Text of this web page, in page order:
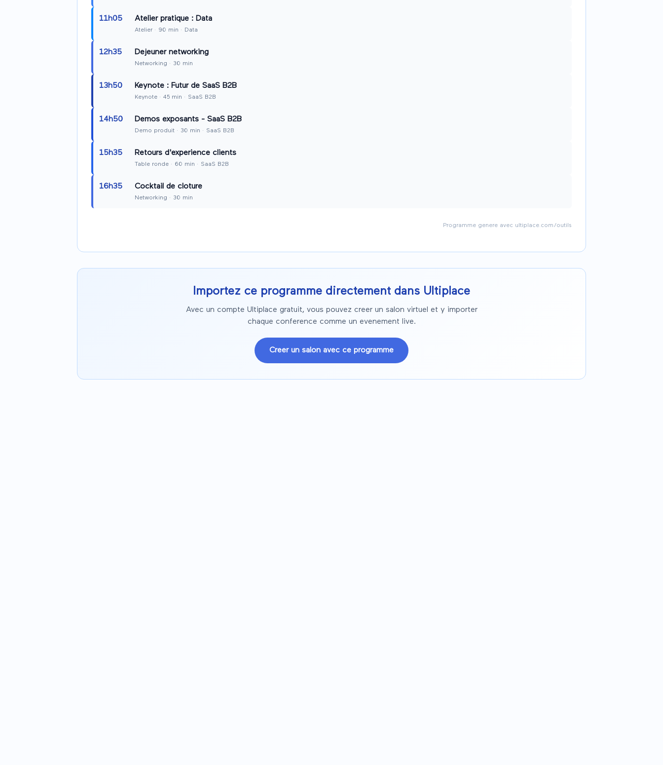
11h05 Atelier pratique : Data
Atelier · 90 min · Data
12h35 Dejeuner networking
Networking · 30 min
13h50 Keynote : Futur de SaaS B2B
Keynote · 45 min · SaaS B2B
14h50 Demos exposants - SaaS B2B
Demo produit · 30 min · SaaS B2B
15h35 Retours d'experience clients
Table ronde · 60 min · SaaS B2B
16h35 Cocktail de cloture
Networking · 30 min
Programme genere avec ultiplace.com/outils
Importez ce programme directement dans Ultiplace
Avec un compte Ultiplace gratuit, vous pouvez creer un salon virtuel et y importer
chaque conference comme un evenement live.
Creer un salon avec ce programme